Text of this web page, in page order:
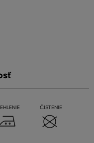
ČISTENIE